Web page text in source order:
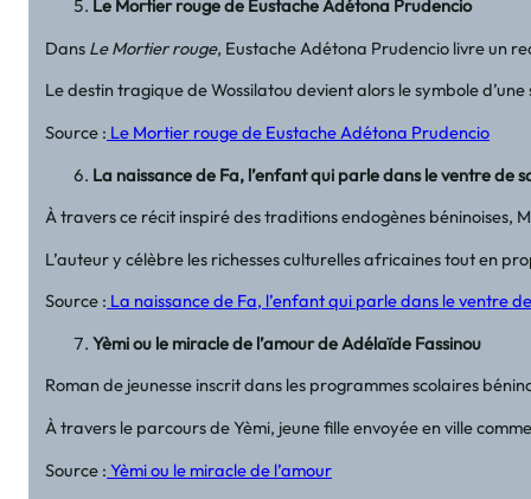
Le Mortier rouge de Eustache Adétona Prudencio
Dans Le Mortier rouge, Eustache Adétona Prudencio livre un
Le destin tragique de Wossilatou devient alors le symbole
Source : Le Mortier rouge de Eustache Adétona Prudencio
La naissance de Fa, l’enfant qui parle dans le ventre de
À travers ce récit inspiré des traditions endogènes béninoises,
L’auteur y célèbre les richesses culturelles africaines tout en
Source : La naissance de Fa, l’enfant qui parle dans le ventre
Yèmi ou le miracle de l’amour de Adélaïde Fassinou
Roman de jeunesse inscrit dans les programmes scolaires
À travers le parcours de Yèmi, jeune fille envoyée en ville
Source : Yèmi ou le miracle de l’amour